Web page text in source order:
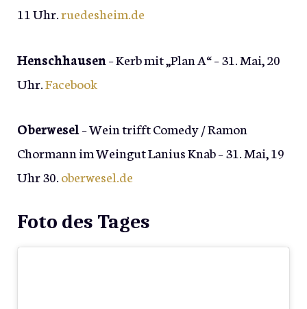
11 Uhr.ruedesheim.de
Henschhausen– Kerb mit „Plan A“ – 31. Mai, 20
Uhr.Facebook
Oberwesel– Wein trifft Comedy / Ramon
Chormann im Weingut Lanius Knab – 31. Mai, 19
Uhr 30.oberwesel.de
Foto des Tages